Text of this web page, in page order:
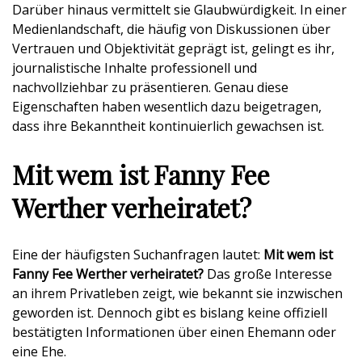
Darüber hinaus vermittelt sie Glaubwürdigkeit. In einer
Medienlandschaft, die häufig von Diskussionen über
Vertrauen und Objektivität geprägt ist, gelingt es ihr,
journalistische Inhalte professionell und
nachvollziehbar zu präsentieren. Genau diese
Eigenschaften haben wesentlich dazu beigetragen,
dass ihre Bekanntheit kontinuierlich gewachsen ist.
Mit wem ist Fanny Fee
Werther verheiratet?
Eine der häufigsten Suchanfragen lautet: Mit wem ist
Fanny Fee Werther verheiratet? Das große Interesse
an ihrem Privatleben zeigt, wie bekannt sie inzwischen
geworden ist. Dennoch gibt es bislang keine offiziell
bestätigten Informationen über einen Ehemann oder
eine Ehe.